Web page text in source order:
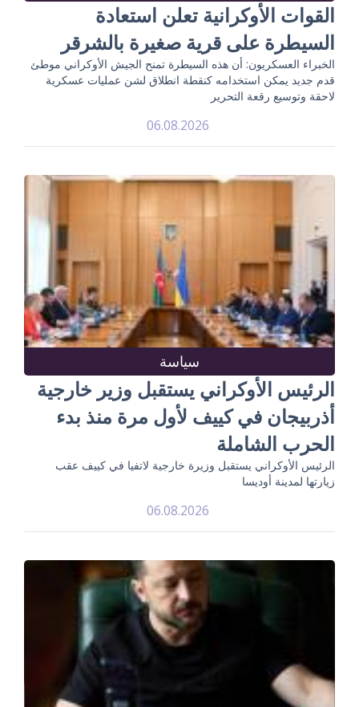
القوات الأوكرانية تعلن استعادة
السيطرة على قرية صغيرة بالشرقر
الخبراء العسكريون: أن هذه السيطرة تمنح الجيش الأوكراني موطئ
قدم جديد يمكن استخدامه كنقطة انطلاق لشن عمليات عسكرية
لاحقة وتوسيع رقعة التحرير
06.08.2026
سياسة
الرئيس الأوكراني يستقبل وزير خارجية
أذربيجان في كييف لأول مرة منذ بدء
الحرب الشاملة
الرئيس الأوكراني يستقبل وزيرة خارجية لاتفيا في كييف عقب
زيارتها لمدينة أوديسا
06.08.2026